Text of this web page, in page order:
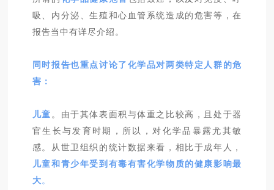
吸、内分泌、生殖和心血管系统造成的危害等，在
报告当中有详尽介绍。
同时报告也重点讨论了化学品对两类特定人群的危
害：
儿童 。由于其体表面积与体重之比较高，且处于器
官生长与发育时期，所以，对化学品暴露尤其敏
感。从世卫组织的统计数据来看，相比于成年人，
儿童和青少年受到有毒有害化学物质的健康影响最
大。